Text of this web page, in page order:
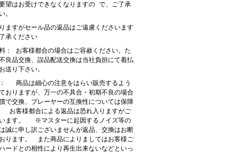
望はお受けできなくなりますの で、ご了承
。
ますがセール品の返品はご遠慮くださいます
承ください
： お客様都合の場合はご容赦ください。た
良品交換、誤品配送交換は当社負担にて着払
送り下さい。
商品は細心の注意をはらい販売するよう
おりますが、万一の不具合・初期不良の場合
で交換、プレーヤーの互換性については保障
お客様都合による返品は恐れ入りますがご
ます。 ※マスターに起因するノイズ等の
誠に申し訳ございませんが返品、交換はお断
ります。 また商品によりましてはお客様ご
ードとの相性により再生出来ないなどといっ